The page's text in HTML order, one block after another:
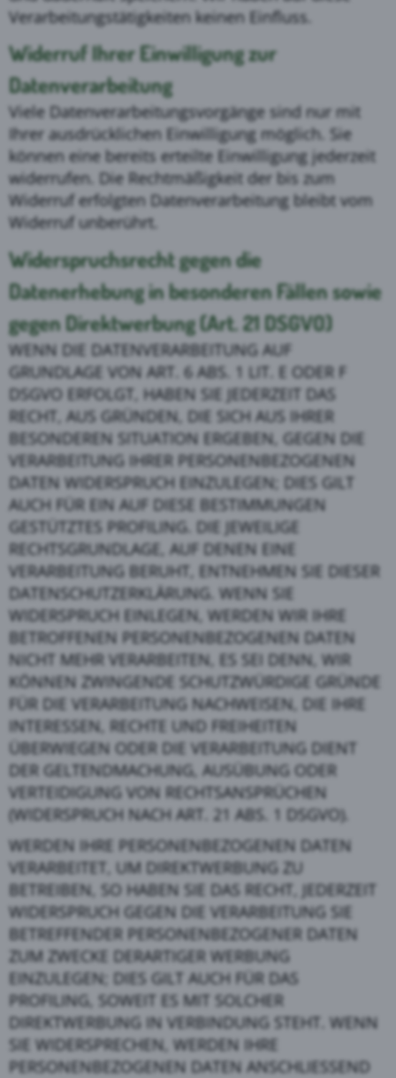
Verarbeitungstätigkeiten keinen Einfluss.
Widerruf Ihrer Einwilligung zur
Datenverarbeitung
Viele Datenverarbeitungsvorgänge sind nur mit
Ihrer ausdrücklichen Einwilligung möglich. Sie
können eine bereits erteilte Einwilligung jederzeit
widerrufen. Die Rechtmäßigkeit der bis zum
Widerruf erfolgten Datenverarbeitung bleibt vom
Widerruf unberührt.
Widerspruchsrecht gegen die
Datenerhebung in besonderen Fällen sowie
gegen Direktwerbung (Art. 21 DSGVO)
WENN DIE DATENVERARBEITUNG AUF
GRUNDLAGE VON ART. 6 ABS. 1 LIT. E ODER F
DSGVO ERFOLGT, HABEN SIE JEDERZEIT DAS
RECHT, AUS GRÜNDEN, DIE SICH AUS IHRER
BESONDEREN SITUATION ERGEBEN, GEGEN DIE
VERARBEITUNG IHRER PERSONENBEZOGENEN
DATEN WIDERSPRUCH EINZULEGEN; DIES GILT
AUCH FÜR EIN AUF DIESE BESTIMMUNGEN
GESTÜTZTES PROFILING. DIE JEWEILIGE
RECHTSGRUNDLAGE, AUF DENEN EINE
VERARBEITUNG BERUHT, ENTNEHMEN SIE DIESER
DATENSCHUTZERKLÄRUNG. WENN SIE
WIDERSPRUCH EINLEGEN, WERDEN WIR IHRE
BETROFFENEN PERSONENBEZOGENEN DATEN
NICHT MEHR VERARBEITEN, ES SEI DENN, WIR
KÖNNEN ZWINGENDE SCHUTZWÜRDIGE GRÜNDE
FÜR DIE VERARBEITUNG NACHWEISEN, DIE IHRE
INTERESSEN, RECHTE UND FREIHEITEN
ÜBERWIEGEN ODER DIE VERARBEITUNG DIENT
DER GELTENDMACHUNG, AUSÜBUNG ODER
VERTEIDIGUNG VON RECHTSANSPRÜCHEN
(WIDERSPRUCH NACH ART. 21 ABS. 1 DSGVO).
WERDEN IHRE PERSONENBEZOGENEN DATEN
VERARBEITET, UM DIREKTWERBUNG ZU
BETREIBEN, SO HABEN SIE DAS RECHT, JEDERZEIT
WIDERSPRUCH GEGEN DIE VERARBEITUNG SIE
BETREFFENDER PERSONENBEZOGENER DATEN
ZUM ZWECKE DERARTIGER WERBUNG
EINZULEGEN; DIES GILT AUCH FÜR DAS
PROFILING, SOWEIT ES MIT SOLCHER
DIREKTWERBUNG IN VERBINDUNG STEHT. WENN
SIE WIDERSPRECHEN, WERDEN IHRE
PERSONENBEZOGENEN DATEN ANSCHLIESSEND